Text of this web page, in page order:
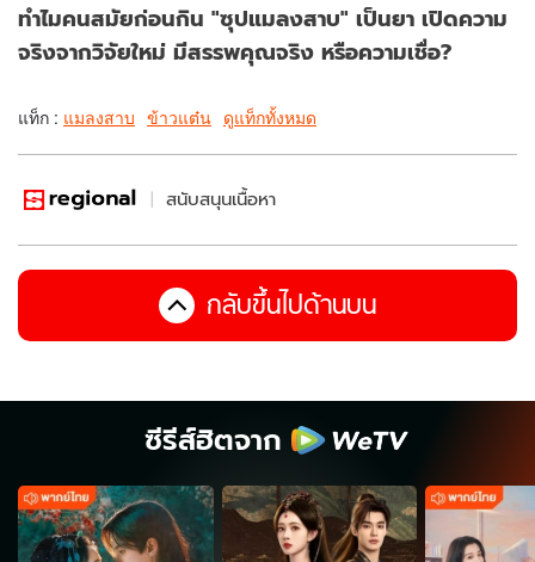
ทำไมคนสมัยก่อนกิน "ซุปแมลงสาบ" เป็นยา เปิดความ
จริงจากวิจัยใหม่ มีสรรพคุณจริง หรือความเชื่อ?
แท็ก : แมลงสาบ ข้าวแต๋น ดูแท็กทั้งหมด
สนับสนุนเนื้อหา
กลับขึ้นไปด้านบน
ซีรีส์ฮิตจาก